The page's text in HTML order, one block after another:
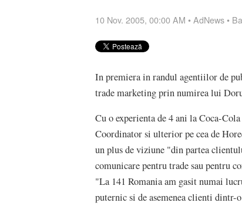
10 Nov. 2005, 00:00 AM •AdNews •
In premiera in randul agentiilor de
trade marketing prin numirea lui
Cu o experienta de 4 ani la Coca-
Coordinator si ulterior pe cea de
un plus de viziune "din partea
comunicare pentru trade sau pentru
"La 141 Romania am gasit numai
puternic si de asemenea clienti